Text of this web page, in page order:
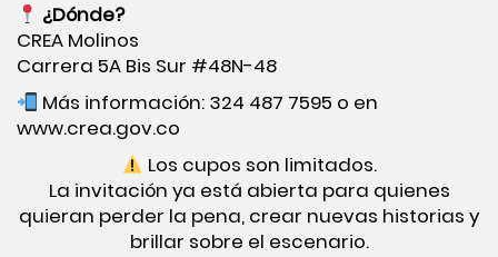
¿Dónde?
CREA Molinos
Carrera 5A Bis Sur #48N-48
Más información: 324 487 7595 o en
www.crea.gov.co
Los cupos son limitados.
La invitación ya está abierta para quienes
quieran perder la pena, crear nuevas historias y
brillar sobre el escenario.